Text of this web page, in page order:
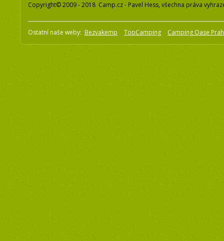
Copyright© 2009 - 2018 Camp.cz - Pavel Hess, všechna práva
Ostatní naše weby: Bezvakemp TopCamping Camping Oase